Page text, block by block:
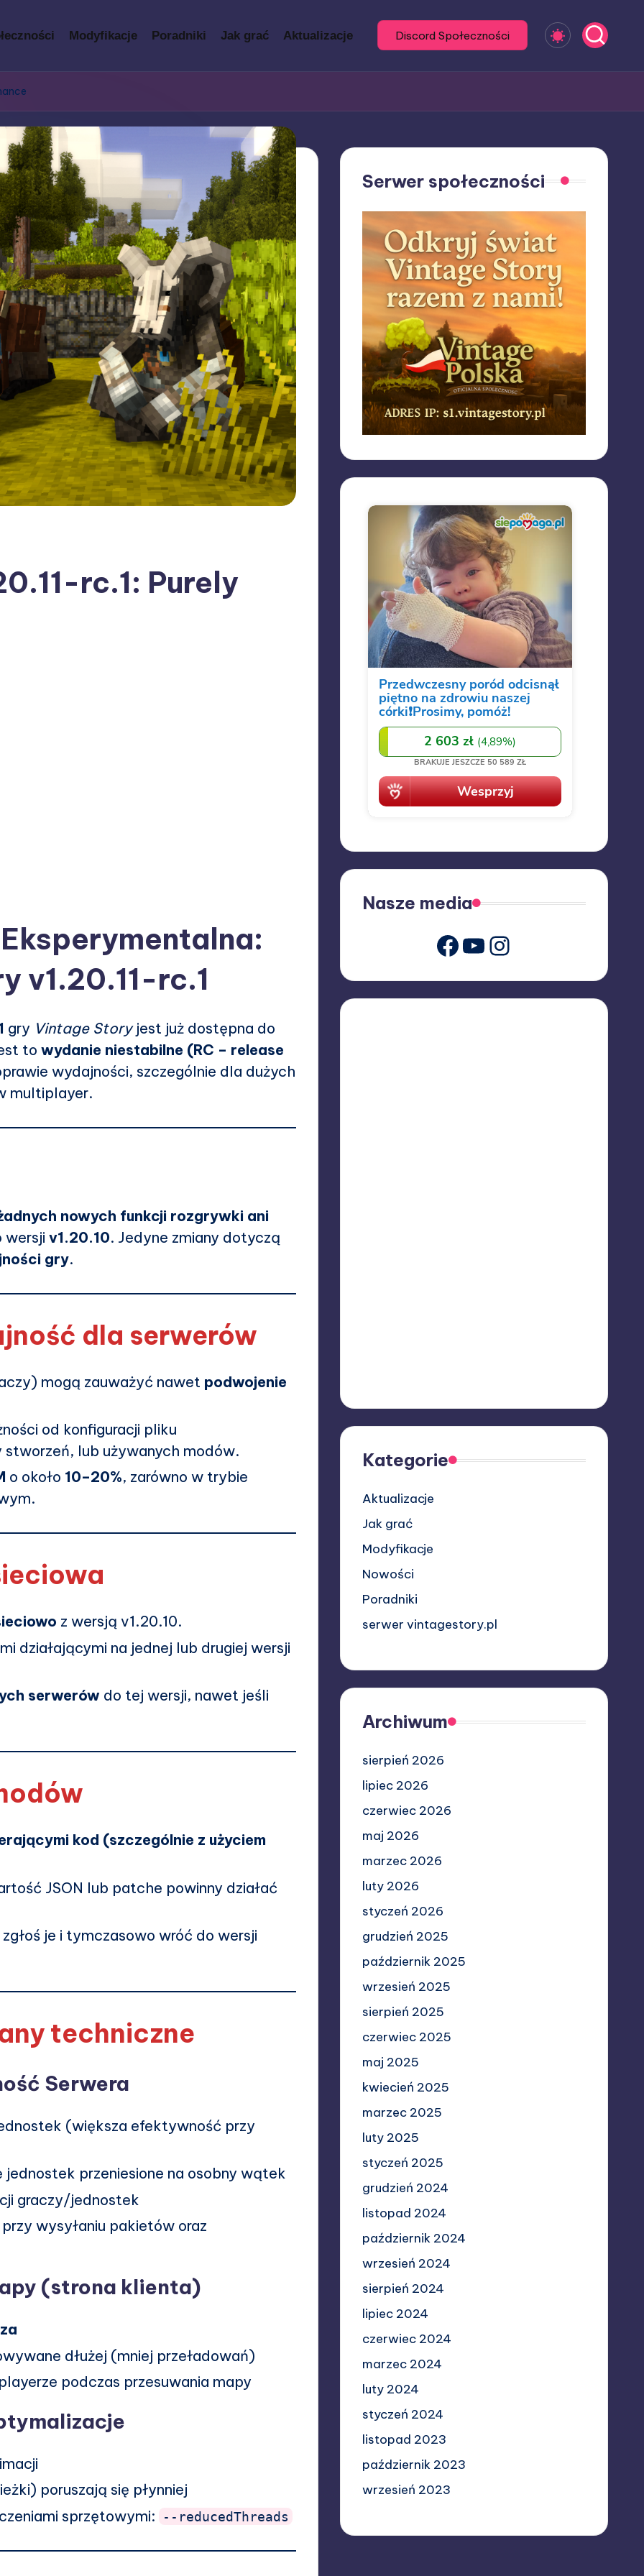
Modyfikacje Poradniki Jak grać Aktualizacje Discord Społeczności
rc.1: Purely
v1.20.11-rc.1
gry Vintage Storyjest już dostępna do
to wydanie niestabilne (RC – release
wydajności, szczególnie dla dużych
multiplayer.
nowych funkcji rozgrywki ani
wersjiv1.20.10. Jedyne zmiany dotyczą
gry.
dla serwerów
mogą zauważyć nawet podwojenie
od konfiguracji pliku
stworzeń, lub używanych modów.
o około 10–20%, zarówno w trybie
z wersją v1.20.10.
działającymi na jednej lub drugiej wersji
serwerów do tej wersji, nawet jeśli
kod (szczególnie z użyciem
JSON lub patche powinny działać
je i tymczasowo wróć do wersji
techniczne
Serwera
(większa efektywność przy
jednostek przeniesione na osobny wątek
graczy/jednostek
wysyłaniu pakietów oraz
(strona klienta)
dłużej (mniej przeładowań)
podczas przesuwania mapy
poruszają się płynniej
sprzętowymi:
--reducedThreads
Serwer społeczności
Nasze media
Facebook
Youtube
Instagram
Kategorie
Aktualizacje
Jak grać
Modyfikacje
Nowości
Poradniki
serwer vintagestory.pl
Archiwum
sierpień 2026
lipiec 2026
czerwiec 2026
maj 2026
marzec 2026
luty 2026
styczeń 2026
grudzień 2025
październik 2025
wrzesień 2025
sierpień 2025
czerwiec 2025
maj 2025
kwiecień 2025
marzec 2025
luty 2025
styczeń 2025
grudzień 2024
listopad 2024
październik 2024
wrzesień 2024
sierpień 2024
lipiec 2024
czerwiec 2024
marzec 2024
luty 2024
styczeń 2024
listopad 2023
październik 2023
wrzesień 2023